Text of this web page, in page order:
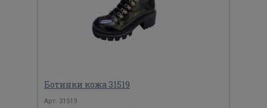
Ботинки кожа 31519
Арт: 31519